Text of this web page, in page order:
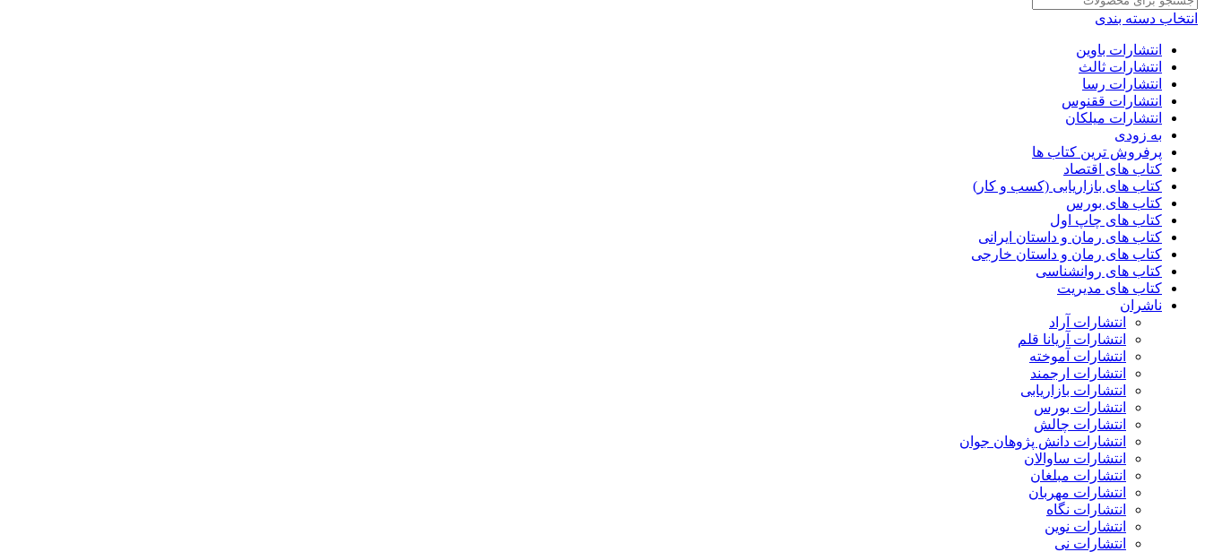
انتخاب دسته بندی
انتشارات باوین
انتشارات ثالث
انتشارات رسا
انتشارات ققنوس
انتشارات میلکان
به زودی
پرفروش ترین کتاب ها
کتاب های اقتصاد
کتاب های بازاریابی (کسب و کار)
کتاب های بورس
کتاب های چاپ اول
کتاب های رمان و داستان ایرانی
کتاب های رمان و داستان خارجی
کتاب های روانشناسی
کتاب های مدیریت
ناشران
انتشارات آراد
انتشارات آریانا قلم
انتشارات آموخته
انتشارات ارجمند
انتشارات بازاریابی
انتشارات بورس
انتشارات چالش
انتشارات دانش پژوهان جوان
انتشارات ساوالان
انتشارات مبلغان
انتشارات مهربان
انتشارات نگاه
انتشارات نوین
انتشارات نی